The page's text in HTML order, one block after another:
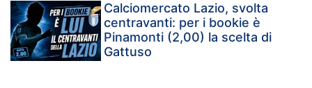
Calciomercato Lazio, svolta
centravanti: per i bookie è
Pinamonti (2,00) la scelta di
Gattuso